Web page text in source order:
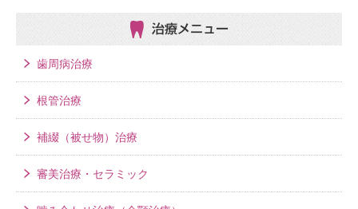
治療メニュー
歯周病治療
根管治療
補綴（被せ物）治療
審美治療・セラミック